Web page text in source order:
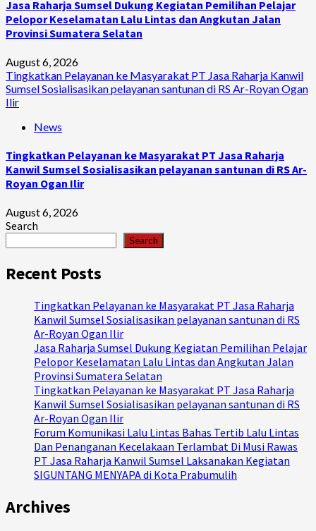
Jasa Raharja Sumsel Dukung Kegiatan Pemilihan Pelajar
Pelopor Keselamatan Lalu Lintas dan Angkutan Jalan
Provinsi Sumatera Selatan
August 6, 2026
Tingkatkan Pelayanan ke Masyarakat PT Jasa Raharja Kanwil
Sumsel Sosialisasikan pelayanan santunan di RS Ar-Royan Ogan
Ilir
News
Tingkatkan Pelayanan ke Masyarakat PT Jasa Raharja
Kanwil Sumsel Sosialisasikan pelayanan santunan di RS Ar-
Royan Ogan Ilir
August 6, 2026
Search
Search
Recent Posts
Tingkatkan Pelayanan ke Masyarakat PT Jasa Raharja
Kanwil Sumsel Sosialisasikan pelayanan santunan di RS
Ar-Royan Ogan Ilir
Jasa Raharja Sumsel Dukung Kegiatan Pemilihan Pelajar
Pelopor Keselamatan Lalu Lintas dan Angkutan Jalan
Provinsi Sumatera Selatan
Tingkatkan Pelayanan ke Masyarakat PT Jasa Raharja
Kanwil Sumsel Sosialisasikan pelayanan santunan di RS
Ar-Royan Ogan Ilir
Forum Komunikasi Lalu Lintas Bahas Tertib Lalu Lintas
Dan Penanganan Kecelakaan Terlambat Di Musi Rawas
PT Jasa Raharja Kanwil Sumsel Laksanakan Kegiatan
SIGUNTANG MENYAPA di Kota Prabumulih
Archives